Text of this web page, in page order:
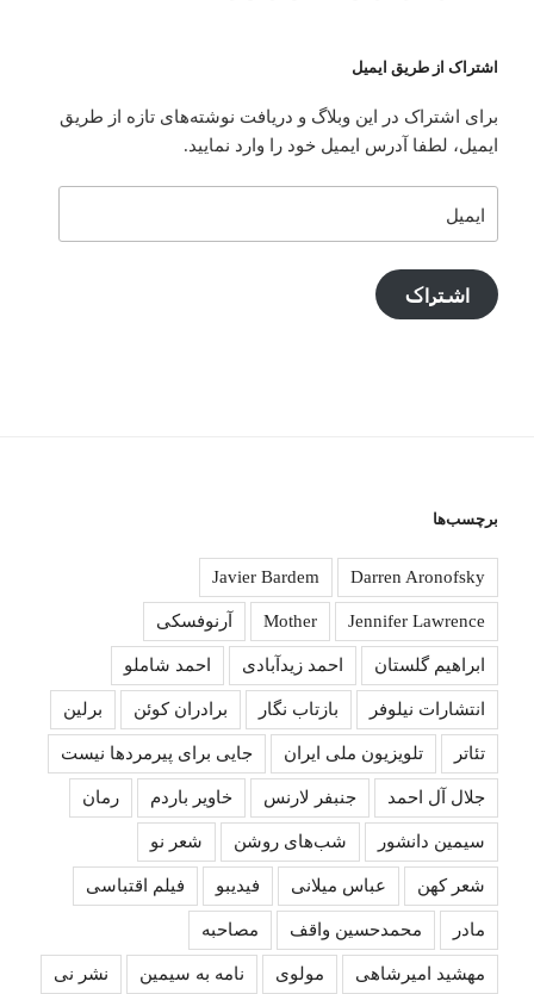
اشتراک از طریق ایمیل
برای اشتراک در این وبلاگ و دریافت نوشته‌های تازه از طریق
ایمیل، لطفا آدرس ایمیل خود را وارد نمایید.
اشتراک
برچسب‌ها
Darren Aronofsky
Javier Bardem
Jennifer Lawrence
Mother آرنوفسکی
ابراهیم گلستان احمد زیدآبادی احمد شاملو
انتشارات نیلوفر بازتاب نگار برادران کوئن برلین
تئاتر تلویزیون ملی ایران جایی برای پیرمردها نیست
جلال آل احمد جنبفر لارنس خاویر باردم رمان
سیمین دانشور شب‌های روشن شعر نو
شعر کهن عباس میلانی فیدیبو فیلم اقتباسی
مادر محمدحسین واقف مصاحبه
مهشید امیرشاهی مولوی نامه به سیمین نشر نی